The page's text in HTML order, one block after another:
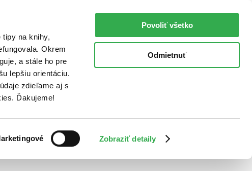
na knihy,
Okrem
a stále ho pre
lepšiu orientáciu.
zdieľame aj s
Ďakujeme!
Zobraziť detaily
Povoliť všetko
Odmietnuť